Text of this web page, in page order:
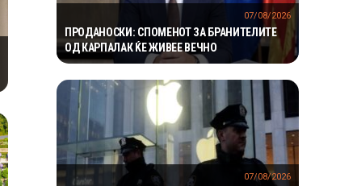
ПРОДАНОСКИ: СПОМЕНОТ ЗА БРАНИТЕЛИТЕ
ОД КАРПАЛАК ЌЕ ЖИВЕЕ ВЕЧНО
07/08/2026
07/08/2026